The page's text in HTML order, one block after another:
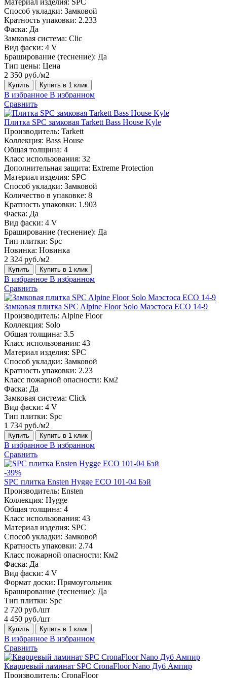
Способ укладки: Замковой
Кратность упаковки: 2.233
Фаска: Да
Замковая система: Сlic
Вид фаски: 4 V
Браширование (теснение): Да
Тип цены: Цена
2 350 руб./м2
Купить Купить в 1 клик
В избранное В избранном
Сравнить
Плитка SPC замковая Tarkett Bass House Kyle
Производитель: Tarkett
Коллекция: Bass House
Общая толщина: 4
Класс использования: 32
Дополнительная защита: Extreme Protection
Материал изделия: SPC
Способ укладки: Замковой
Количество в упаковке: 8
Кратность упаковки: 1.903
Фаска: Да
Вид фаски: 4 V
Браширование (теснение): Да
Тип плитки: Spc
Новинка: Новинка
2 324 руб./м2
Купить Купить в 1 клик
В избранное В избранном
Сравнить
Замковая плитка SPC Alpine Floor Solo Маэстоса ЕСО 14-9
Производитель: Alpine Floor
Коллекция: Solo
Общая толщина: 3.5
Класс использования: 43
Материал изделия: SPC
Способ укладки: Замковой
Кратность упаковки: 2.23
Класс пожарной опасности: Км2
Фаска: Да
Замковая система: Click
Вид фаски: 4 V
Тип плитки: Spc
1 734 руб./м2
Купить Купить в 1 клик
В избранное В избранном
Сравнить
-39%
SPC плитка Ensten Hygge ECO 101-04 Бэй
Производитель: Ensten
Коллекция: Hygge
Общая толщина: 4
Класс использования: 43
Материал изделия: SPC
Способ укладки: Замковой
Кратность упаковки: 2.74
Класс пожарной опасности: Км2
Фаска: Да
Вид фаски: 4 V
Формат доски: Прямоугольник
Браширование (теснение): Да
Тип плитки: Spc
2 720 руб./шт
4 450 руб./шт
Купить Купить в 1 клик
В избранное В избранном
Сравнить
Кварцевый ламинат SPC CronaFloor Nano Дуб Ампир
Производитель: CronaFloor